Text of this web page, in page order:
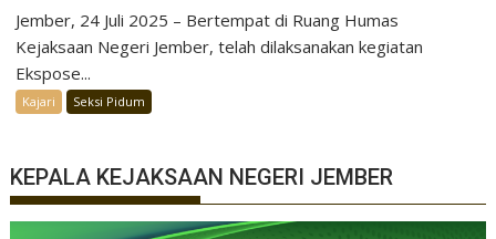
Jember, 24 Juli 2025 – Bertempat di Ruang Humas
Kejaksaan Negeri Jember, telah dilaksanakan kegiatan
Ekspose...
Kajari Seksi Pidum
KEPALA KEJAKSAAN NEGERI JEMBER